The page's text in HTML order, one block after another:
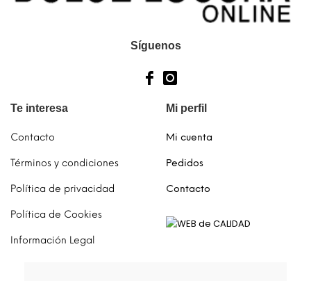
Síguenos
Te interesa
Contacto
Términos y condiciones
Política de privacidad
Política de Cookies
Información Legal
Mi perfil
Mi cuenta
Pedidos
Contacto